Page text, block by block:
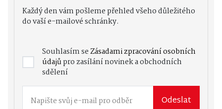
Každý den vám pošleme přehled všeho důležitého
do vaší e-mailové schránky.
Souhlasím seZásadami zpracování osobních
údajůpro zasílání novinek a obchodních
sdělení
Odeslat